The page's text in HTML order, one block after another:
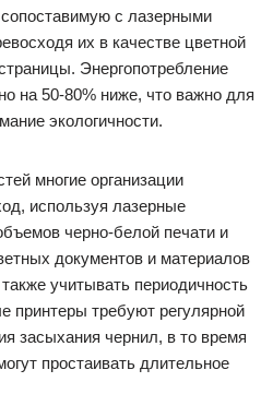
с лазерными
их в качестве цветной
Энергопотребление
на 50-80% ниже, что важно для
экологичности.
многие организации
используя лазерные
черно-белой печати и
документов и материалов
учитывать периодичность
принтеры требуют регулярной
засыхания чернил, в то время
простаивать длительное